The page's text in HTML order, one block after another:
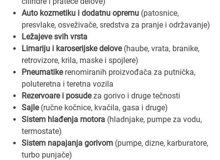
Auto kozmetiku i dodatnu opremu (patosnice,
presvlake, osveživače, sredstva za pranje i održavanje)
Ležajeve svih vrsta
Limariju i karoserijske delove(haube, vrata, branike,
retrovizore, krila, maske i spojlere)
Pneumatikerenomiranih proizvođača za putnička,
poluteretna i teretna vozila
Rezervoare i posudeza gorivo i druge tečnosti
Sajle(ručne kočnice, kvačila, gasa i druge)
Sistem hlađenja motora (hladnjake, pumpe za vodu,
termostate)
Sistem napajanja gorivom (pumpe, dizne, karburatore,
turbo punjače)